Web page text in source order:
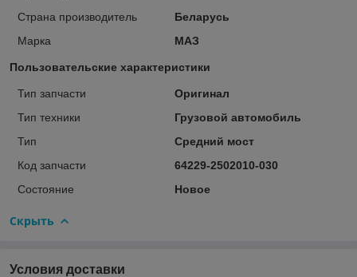
Страна производитель
Беларусь
Марка
МАЗ
Пользовательские характеристики
Тип запчасти
Оригинал
Тип техники
Грузовой автомобиль
Тип
Средний мост
Код запчасти
64229-2502010-030
Состояние
Новое
Скрыть
Условия доставки